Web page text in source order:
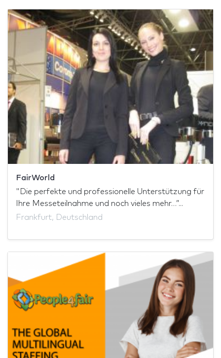
FairWorld
"Die perfekte und professionelle Unterstützung für
Ihre Messeteilnahme und noch vieles mehr…”...
Frankfurt, Deutschland